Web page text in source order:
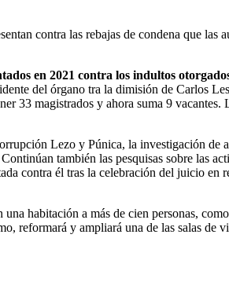
contra las rebajas de condena que las
en 2021 contra los indultos
del órgano tra la dimisión de Carlos
33 magistrados y ahora suma 9 vacantes.
Lezo y Púnica, la investigación de
Continúan también las pesquisas sobre las
contra él tras la celebración del juicio en
habitación a más de cien personas,
reformará y ampliará una de las salas de